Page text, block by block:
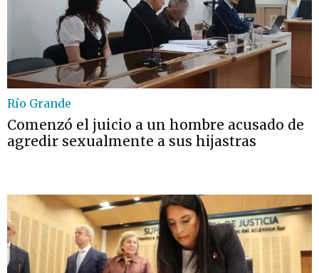
Río Grande
Comenzó el juicio a un hombre acusado de
agredir sexualmente a sus hijastras